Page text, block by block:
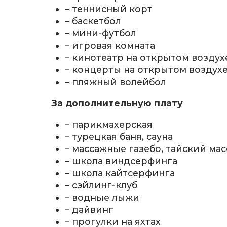
– теннисный корт
– баскетбол
– мини-футбол
– игровая комната
– кинотеатр на открытом
– концерты на открытом воздухе
– пляжный волейбол
За дополнительную плату
– парикмахерская
– турецкая баня, сауна
– массажные газебо, тайский
– школа виндсерфинга
– школа кайтсерфинга
– сэйлинг-клуб
– водные лыжи
– дайвинг
– прогулки на яхтах